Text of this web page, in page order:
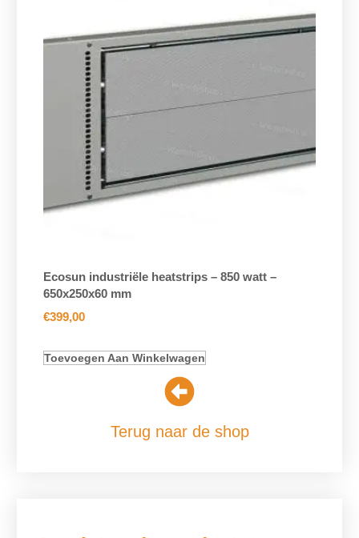
Ecosun industriële heatstrips – 850 watt –
650x250x60 mm
€399,00
Toevoegen Aan Winkelwagen
Terug naar de shop